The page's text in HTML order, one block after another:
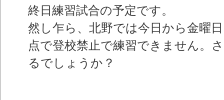
終日練習試合の予定です。
然し乍ら、北野では今日から金曜
点で登校禁止で練習できません。
るでしょうか？